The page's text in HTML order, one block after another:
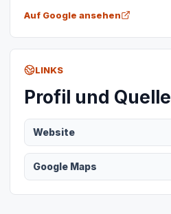
Auf Google ansehen
LINKS
Profil und
Website
Google Maps